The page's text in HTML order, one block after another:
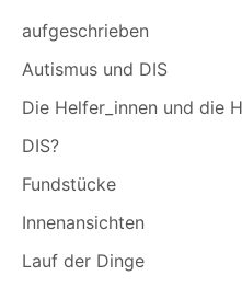
aufgeschrieben
Autismus und DIS
Die Helfer_innen und die
DIS?
Fundstücke
Innenansichten
Lauf der Dinge